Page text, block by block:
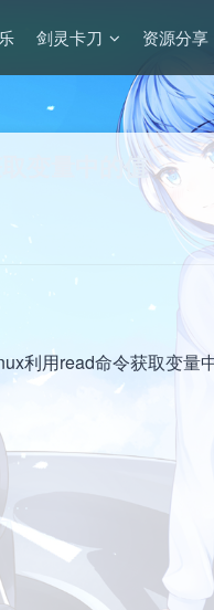
剑灵卡刀 资源分享
变量中的值
利用read命令获取变